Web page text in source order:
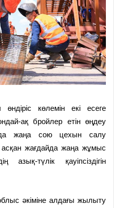
көлемін екі есеге
ақ бройлер етін өңдеу
жаңа сою цехын салу
жағдайда жаңа жұмыс
түлік қауіпсіздігін
әкіміне алдағы жылыту